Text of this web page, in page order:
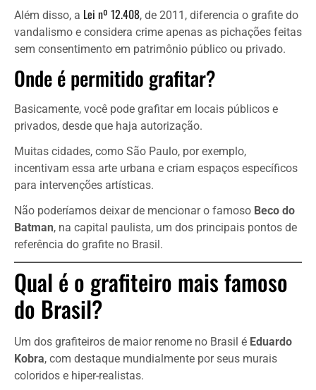
Além disso, a Lei nº 12.408, de 2011, diferencia o grafite do
vandalismo e considera crime apenas as pichações feitas
sem consentimento em patrimônio público ou privado.
Onde é permitido grafitar?
Basicamente, você pode grafitar em locais públicos e
privados, desde que haja autorização.
Muitas cidades, como São Paulo, por exemplo,
incentivam essa arte urbana e criam espaços específicos
para intervenções artísticas.
Não poderíamos deixar de mencionar o famoso Beco do
Batman, na capital paulista, um dos principais pontos de
referência do grafite no Brasil.
Qual é o grafiteiro mais famoso
do Brasil?
Um dos grafiteiros de maior renome no Brasil é Eduardo
Kobra, com destaque mundialmente por seus murais
coloridos e hiper-realistas.